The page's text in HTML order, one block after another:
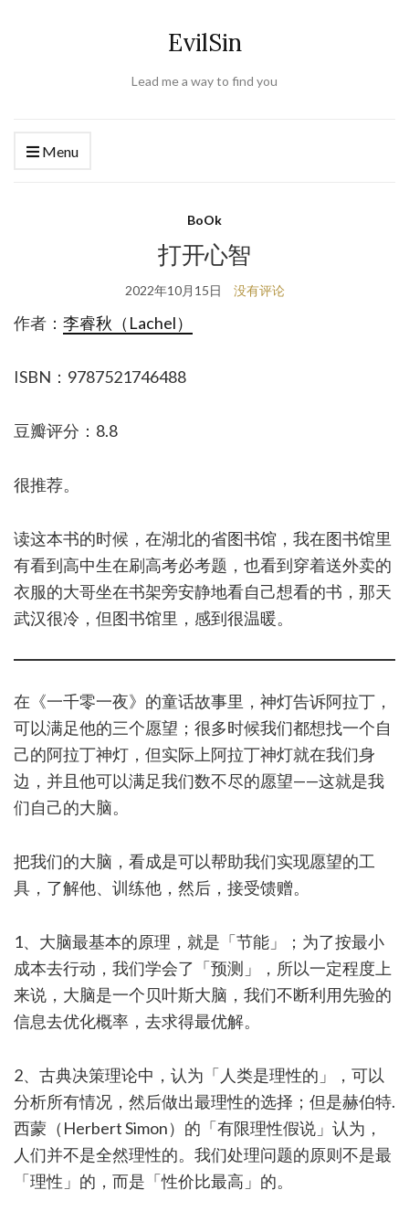
EvilSin
Lead me a way to find you
Menu
BoOk
打开心智
2022年10月15日 没有评论
作者： 李睿秋（Lachel）
ISBN：9787521746488
豆瓣评分：8.8
很推荐。
读这本书的时候，在湖北的省图书馆，我在图书馆里
有看到高中生在刷高考必考题，也看到穿着送外卖的
衣服的大哥坐在书架旁安静地看自己想看的书，那天
武汉很冷，但图书馆里，感到很温暖。
在《一千零一夜》的童话故事里，神灯告诉阿拉丁，
可以满足他的三个愿望；很多时候我们都想找一个自
己的阿拉丁神灯，但实际上阿拉丁神灯就在我们身
边，并且他可以满足我们数不尽的愿望——这就是我
们自己的大脑。
把我们的大脑，看成是可以帮助我们实现愿望的工
具，了解他、训练他，然后，接受馈赠。
1、大脑最基本的原理，就是「节能」；为了按最小
成本去行动，我们学会了「预测」，所以一定程度上
来说，大脑是一个贝叶斯大脑，我们不断利用先验的
信息去优化概率，去求得最优解。
2、古典决策理论中，认为「人类是理性的」，可以
分析所有情况，然后做出最理性的选择；但是赫伯特.
西蒙（Herbert Simon）的「有限理性假说」认为，
人们并不是全然理性的。我们处理问题的原则不是最
「理性」的，而是「性价比最高」的。